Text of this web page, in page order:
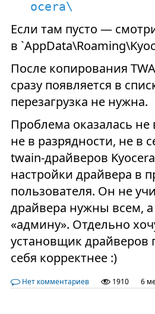
ocera\
Если там пусто —
в
После копирования
сразу появляется в
перезагрузка не нужна.
Проблема оказалась не
не в разрядности, не в
twain-драйверов
настройки драйвера в
пользователя. Он не
драйвера нужны всем, а
«админу». Отдельно
установщик драйверов
себя корректнее :)
Нет комментариев 1910 6